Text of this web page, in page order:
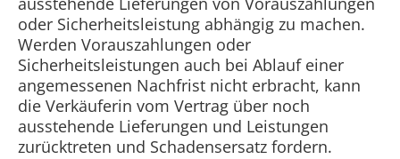
oder Sicherheitsleistung abhängig zu machen.
Werden Vorauszahlungen oder
Sicherheitsleistungen auch bei Ablauf einer
angemessenen Nachfrist nicht erbracht, kann
die Verkäuferin vom Vertrag über noch
ausstehende Lieferungen und Leistungen
zurücktreten und Schadensersatz fordern.